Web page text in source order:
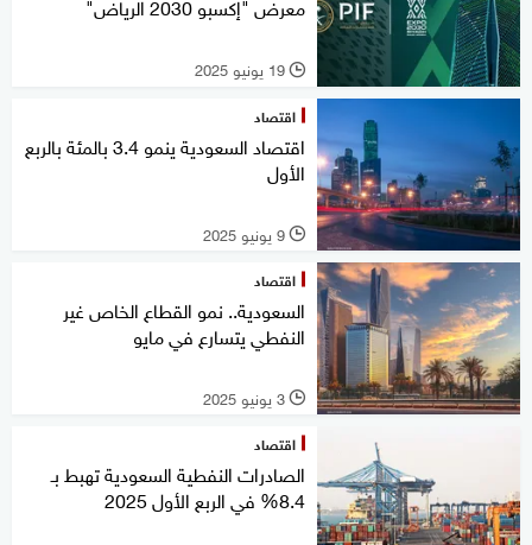
l 19 يونيو 2025
اقتصاد
اقتصاد السعودية ينمو 3.4 بالمئة بالربع
الأول
l 9 يونيو 2025
اقتصاد
السعودية.. نمو القطاع الخاص غير
النفطي يتسارع في مايو
l 3 يونيو 2025
اقتصاد
الصادرات النفطية السعودية تهبط بـ
8.4% في الربع الأول 2025